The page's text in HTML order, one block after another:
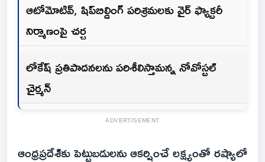
ఆటోమోటివ్, షిప్‌బిల్డింగ్ పరిశ్రమలకు వైర్ ఫ్యాక్టరీ
నిర్మాణంపై చర్చ
లోకేష్ ప్రతిపాదనలను పరిశీలిస్తామన్న నోవోస్టల్
చైర్మన్
ADVERTISEMENT
ఆంధ్రప్రదేశ్‌కు పెట్టుబడులను ఆకర్షించే లక్ష్యంతో రష్యాలో